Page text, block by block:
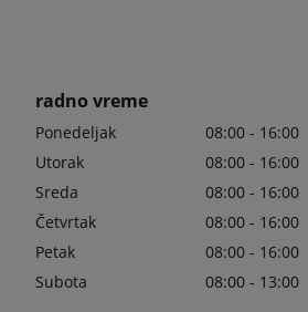
radno vreme
Ponedeljak
08:00 - 16:00
Utorak
08:00 - 16:00
Sreda
08:00 - 16:00
Četvrtak
08:00 - 16:00
Petak
08:00 - 16:00
Subota
08:00 - 13:00